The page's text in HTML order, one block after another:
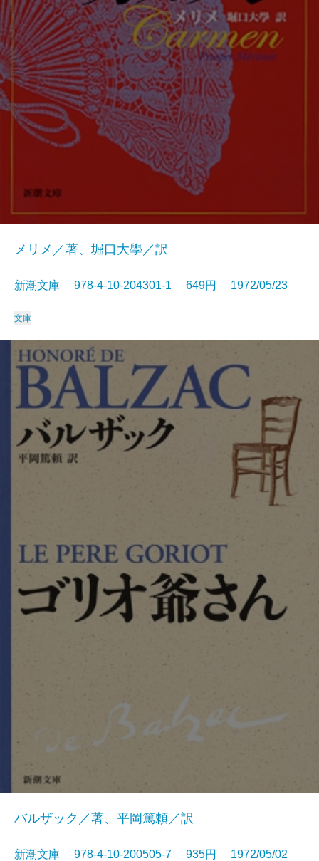
メリメ／著、堀口大學／訳
新潮文庫 978-4-10-204301-1 649円 1972/05/23
文庫
バルザック／著、平岡篤頼／訳
新潮文庫 978-4-10-200505-7 935円 1972/05/02